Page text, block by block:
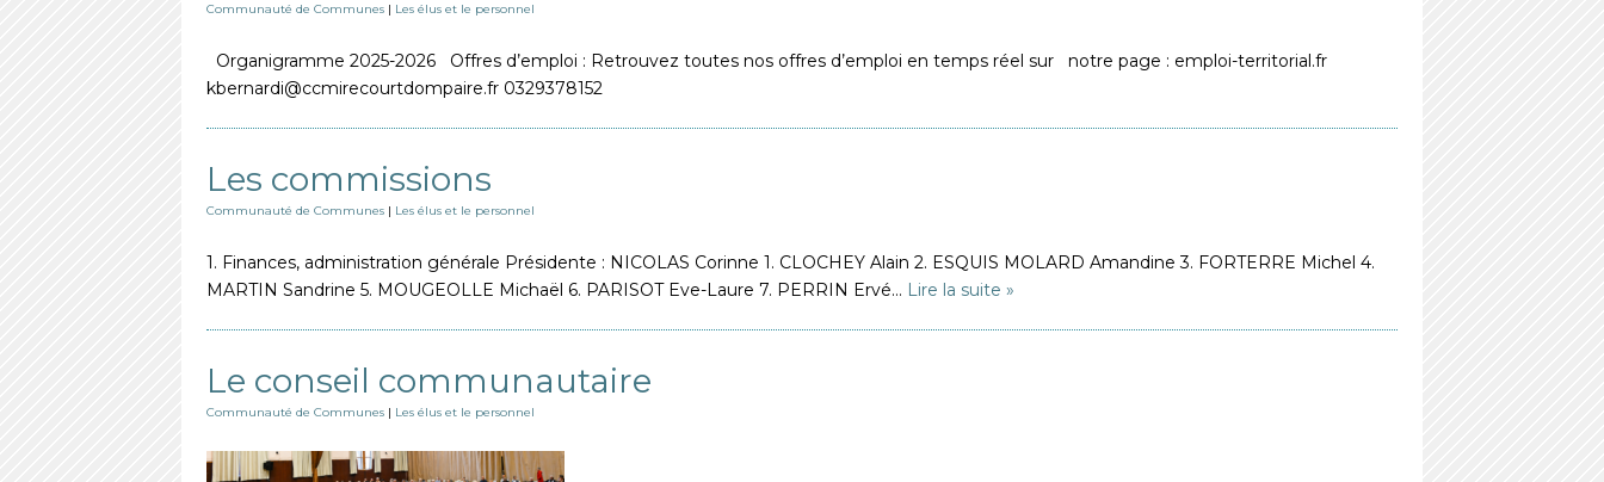
Communauté de Communes | Les élus et le personnel
Organigramme 2025-2026 Offres d’emploi : Retrouvez toutes nos offres d’emploi en temps réel sur notre page : emploi-territorial.fr
kbernardi@ccmirecourtdompaire.fr 0329378152
Les commissions
Communauté de Communes | Les élus et le personnel
1. Finances, administration générale Présidente : NICOLAS Corinne 1. CLOCHEY Alain 2. ESQUIS MOLARD Amandine 3. FORTERRE Michel 4.
MARTIN Sandrine 5. MOUGEOLLE Michaël 6. PARISOT Eve-Laure 7. PERRIN Ervé… Lire la suite »
Le conseil communautaire
Communauté de Communes | Les élus et le personnel